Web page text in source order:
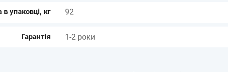
в упаковці, кг 92
Гарантія 1-2 роки